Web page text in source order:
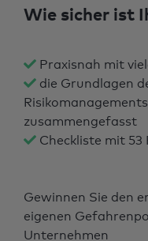
Wie sicher ist
Praxisnah mit
die Grundlagen
zusammengefasst
Checkliste mit 53
Gewinnen Sie den
eigenen
Unternehmen